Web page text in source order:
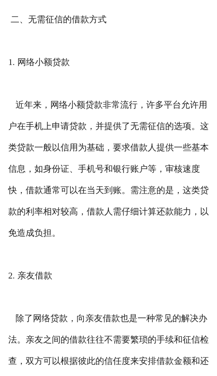
二、无需征信的借款方式
1. 网络小额贷款
近年来，网络小额贷款非常流行，许多平台允许用
户在手机上申请贷款，并提供了无需征信的选项。这
类贷款一般以信用为基础，要求借款人提供一些基本
信息，如身份证、手机号和银行账户等，审核速度
快，借款通常可以在当天到账。需注意的是，这类贷
款的利率相对较高，借款人需仔细计算还款能力，以
免造成负担。
2. 亲友借款
除了网络贷款，向亲友借款也是一种常见的解决办
法。亲友之间的借款往往不需要繁琐的手续和征信检
查，双方可以根据彼此的信任度来安排借款金额和还